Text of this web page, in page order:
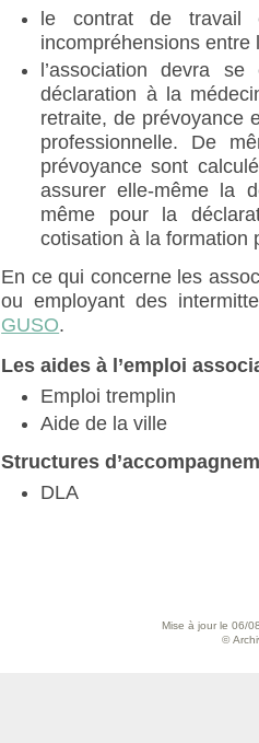
le contrat de travail
incompréhensions entre
l’association devra
déclaration à la
retraite, de prévoyance
professionnelle. De
prévoyance sont
assurer elle-même la
même pour la
cotisation à la formation
En ce qui concerne les
ou employant des
GUSO.
Les aides à l’emploi
Emploi tremplin
Aide de la ville
Structures
DLA
Mise à jour le 06/
©